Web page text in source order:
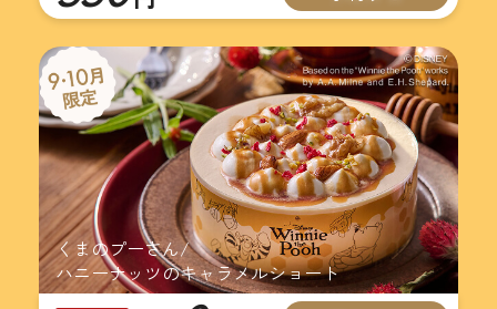
くまのプーさん/
ハニーナッツのキャラメルショート